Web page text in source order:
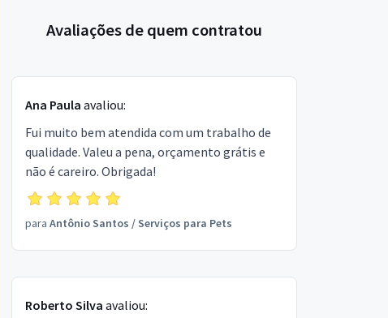
Avaliações de quem contratou
Ana Paula avaliou:
Fui muito bem atendida com um trabalho de
qualidade. Valeu a pena, orçamento grátis e
não é careiro. Obrigada!
para Antônio Santos /Serviços para Pets
Roberto Silva avaliou: